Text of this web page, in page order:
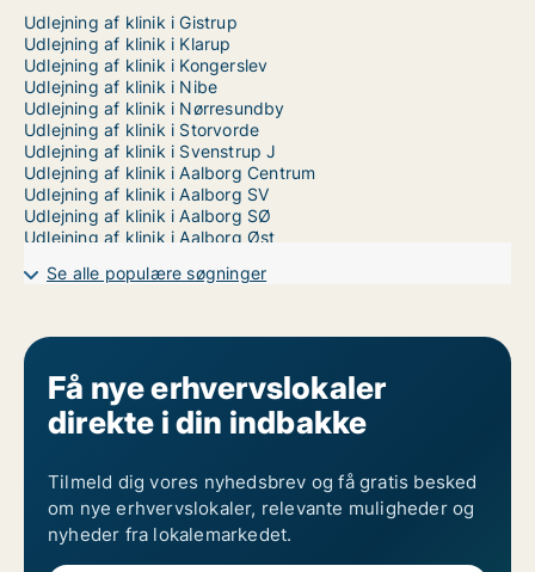
Udlejning af klinik i Gistrup
Udlejning af klinik i Klarup
Udlejning af klinik i Kongerslev
Udlejning af klinik i Nibe
Udlejning af klinik i Nørresundby
Udlejning af klinik i Storvorde
Udlejning af klinik i Svenstrup J
Udlejning af klinik i Aalborg Centrum
Udlejning af klinik i Aalborg SV
Udlejning af klinik i Aalborg SØ
Udlejning af klinik i Aalborg Øst
Se alle populære søgninger
Få nye erhvervslokaler
direkte i din indbakke
Tilmeld dig vores nyhedsbrev og få gratis besked
om nye erhvervslokaler, relevante muligheder og
nyheder fra lokalemarkedet.